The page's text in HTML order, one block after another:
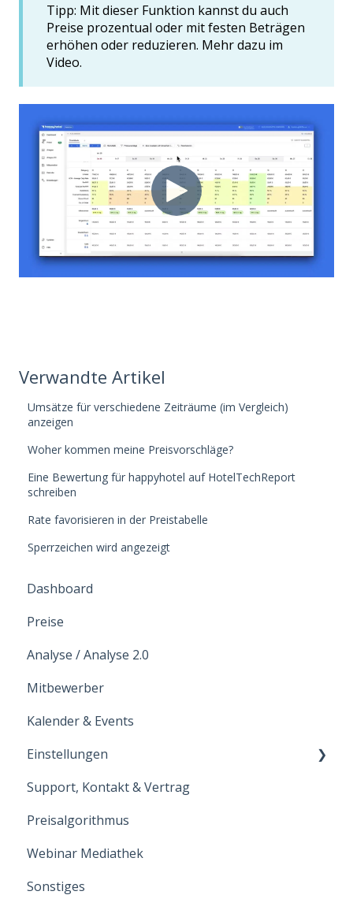
Tipp: Mit dieser Funktion kannst du auch
Preise prozentual oder mit festen Beträgen
erhöhen oder reduzieren. Mehr dazu im
Video.
Verwandte Artikel
Umsätze für verschiedene Zeiträume (im Vergleich)
anzeigen
Woher kommen meine Preisvorschläge?
Eine Bewertung für happyhotel auf HotelTechReport
schreiben
Rate favorisieren in der Preistabelle
Sperrzeichen wird angezeigt
Dashboard
Preise
Analyse / Analyse 2.0
Mitbewerber
Kalender & Events
Einstellungen
Hoteldaten
Benutzer
Intergrationen
Zimmerkategorien
Support, Kontakt & Vertrag
Preisalgorithmus
Webinar Mediathek
Sonstiges